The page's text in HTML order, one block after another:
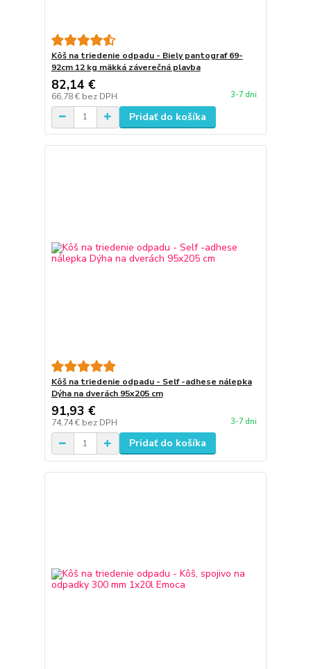
Kôš na triedenie odpadu - Biely pantograf 69-
92cm 12 kg mäkká záverečná plavba
82,14 €
66,78 € bez DPH 3-7 dni
Pridať do košíka
Kôš na triedenie odpadu - Self -adhese nálepka
Dýha na dverách 95x205 cm
91,93 €
74,74 € bez DPH 3-7 dni
Pridať do košíka